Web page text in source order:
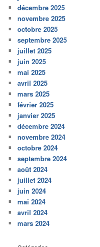
décembre 2025
novembre 2025
octobre 2025
septembre 2025
juillet 2025
juin 2025
mai 2025
avril 2025
mars 2025
février 2025
janvier 2025
décembre 2024
novembre 2024
octobre 2024
septembre 2024
août 2024
juillet 2024
juin 2024
mai 2024
avril 2024
mars 2024